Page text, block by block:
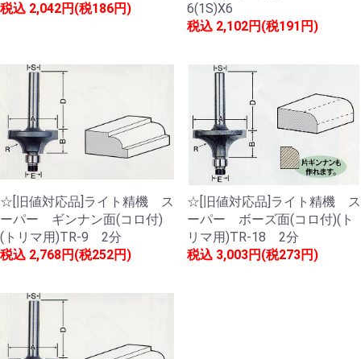
税込 2,042円(税186円)
6(1S)X6
税込 2,102円(税191円)
☆[旧値対応品]ライト精機 ス
ーパー ギンナン面(コロ付)
(トリマ用)TR-9 2分
税込 2,768円(税252円)
☆[旧値対応品]ライト精機 ス
ーパー ボーズ面(コロ付)(ト
リマ用)TR-18 2分
税込 3,003円(税273円)